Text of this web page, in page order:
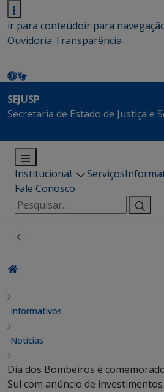
ir para conteúdoir para
Ouvidoria Transparência
SEJUSP
Secretaria de Estado de Justiça e
Institucional Serviços
Fale Conosco
Pesquisar
por:
Informativos
Notícias
Dia dos Bombeiros é
Sul com anúncio de investimentos